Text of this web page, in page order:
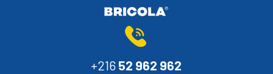
+216 52 962 962